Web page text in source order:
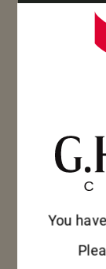
こ
は
とで
ン
ノ・
力
You